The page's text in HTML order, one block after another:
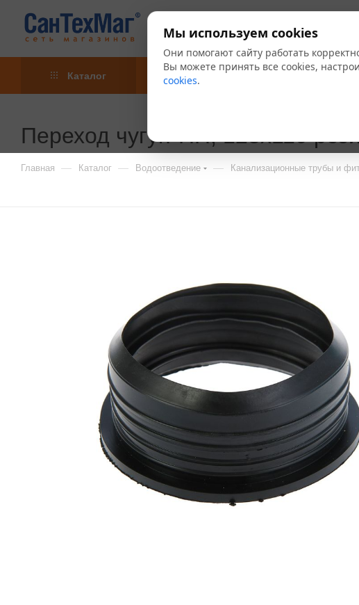
Каталог Акции
Переход чугун-ПП, 123х110
Главная — Каталог — Водоотведение — Канализационные трубы и
Мы используем cookies
Они помогают сайту работать
Вы можете принять все cookies,
cookies.